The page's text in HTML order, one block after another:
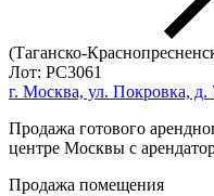
(Таганско-
Лот: РС3061
г. Москва, ул. Покровка, д.
Продажа готового
центре Москвы с
Продажа помещения